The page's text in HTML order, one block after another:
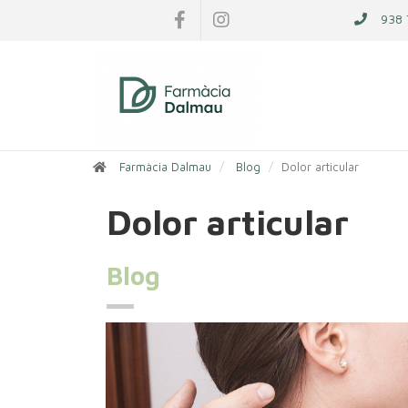
938
Farmàcia Dalmau Blog Dolor articular
Dolor articular
Blog